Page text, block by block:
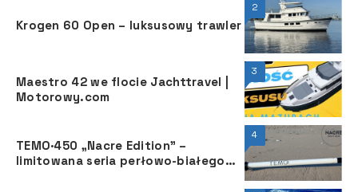
2
Krogen 60 Open – luksusowy trawler
3
Maestro 42 we flocie Jachttravel |
Motorowy.com
4
TEMO·450 „Nacre Edition” –
limitowana seria perłowo-białego